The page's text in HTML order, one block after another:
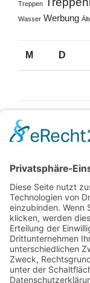
Treppen
Wasser Werbung
August 2026
M D
10 11
17 18
24 25
31